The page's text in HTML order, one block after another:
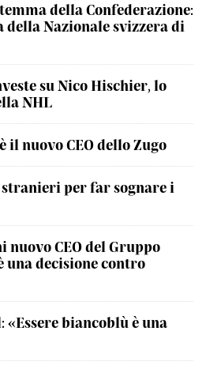
della Confederazione:
della Nazionale svizzera di
su Nico Hischier, lo
NHL
il nuovo CEO dello Zugo
per far sognare i
nuovo CEO del Gruppo
una decisione contro
«Essere biancoblù è una